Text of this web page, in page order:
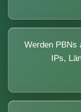
Werden PBNs
IPs,